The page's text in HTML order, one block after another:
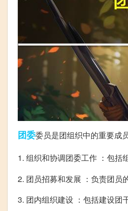
团委委员是团组织中的重要成
1. 组织和协调团委工作 ：包括
2. 团员招募和发展 ：负责团员
3. 团内组织建设 ：包括建设团